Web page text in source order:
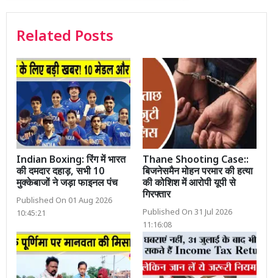
Related Posts
Indian Boxing: रिंग में भारत
की दमदार दहाड़, सभी 10
मुक्केबाजों ने जड़ा फाइनल पंच
Published On 01 Aug 2026
10:45:21
Thane Shooting Case::
बिजनेसमैन मोहन परमार की हत्या
की कोशिश में आरोपी यूपी से
गिरफ्तार
Published On 31 Jul 2026
11:16:08